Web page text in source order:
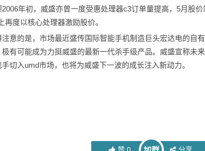
2006年初，威盛亦曾一度受惠处理器c3订单量提高，5月股
再度以核心处理器激励股价。
注意的是，市场最近盛传国际智能手机制造巨头宏达电的自
有可能成为力挺威盛的最新一代杀手级产品。威盛宣称未
切入umd市场，也将为威盛下一波的成长注入新动力。